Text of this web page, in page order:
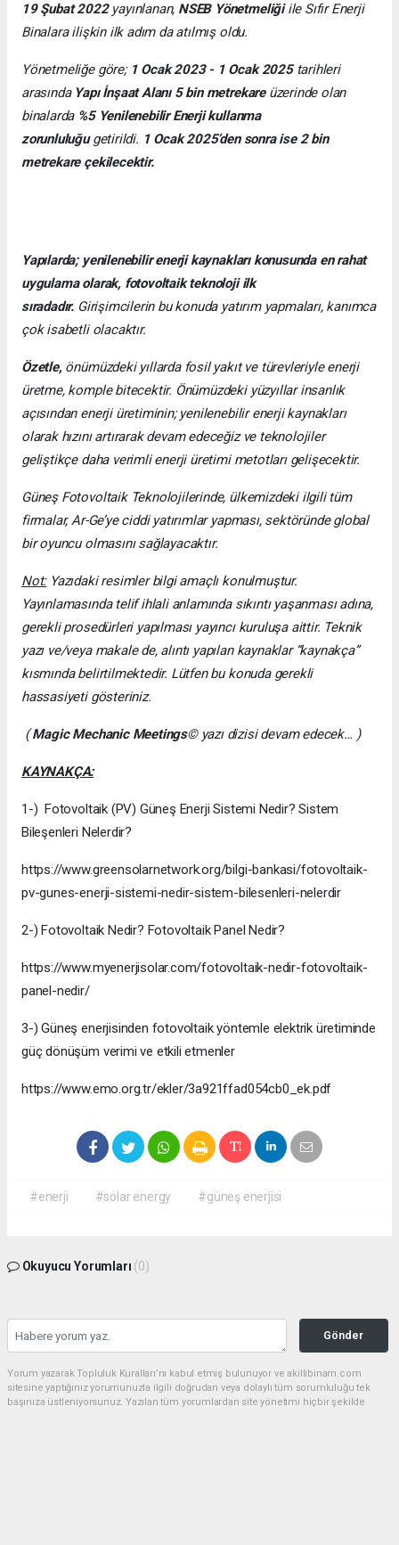
19 Şubat 2022 yayınlanan, NSEB Yönetmeliğiile Sıfır Enerji
Binalara ilişkin ilk adım da atılmış oldu.
Yönetmeliğe göre; 1 Ocak 2023 - 1 Ocak 2025 tarihleri
arasında Yapı İnşaat Alanı 5 bin metrekare üzerinde olan
binalarda%5 Yenilenebilir Enerji kullanma
zorunluluğugetirildi. 1 Ocak 2025’den sonra ise 2 bin
metrekare çekilecektir.
Yapılarda; yenilenebilir enerji kaynakları konusunda en rahat
uygulama olarak, fotovoltaik teknoloji ilk
sıradadır. Girişimcilerin bu konuda yatırım yapmaları, kanımca
çok isabetli olacaktır.
Özetle,önümüzdeki yıllarda fosil yakıt ve türevleriyle enerji
üretme, komple bitecektir. Önümüzdeki yüzyıllar insanlık
açısından enerji üretiminin; yenilenebilir enerji kaynakları
olarak hızını artırarak devam edeceğiz ve teknolojiler
geliştikçe daha verimli enerji üretimi metotları gelişecektir.
Güneş Fotovoltaik Teknolojilerinde, ülkemizdeki ilgili tüm
firmalar, Ar-Ge’ye ciddi yatırımlar yapması, sektöründe global
bir oyuncu olmasını sağlayacaktır.
Not:Yazıdaki resimler bilgi amaçlı konulmuştur.
Yayınlamasında telif ihlali anlamında sıkıntı yaşanması adına,
gerekli prosedürleri yapılması yayıncı kuruluşa aittir. Teknik
yazı ve/veya makale de, alıntı yapılan kaynaklar “kaynakça”
kısmında belirtilmektedir. Lütfen bu konuda gerekli
hassasiyeti gösteriniz.
(Magic Mechanic Meetings© yazı dizisi devam edecek… )
KAYNAKÇA:
1-) Fotovoltaik (PV) Güneş Enerji Sistemi Nedir? Sistem
Bileşenleri Nelerdir?
https://www.greensolarnetwork.org/bilgi-bankasi/fotovoltaik-
pv-gunes-enerji-sistemi-nedir-sistem-bilesenleri-nelerdir
2-) Fotovoltaik Nedir? Fotovoltaik Panel Nedir?
https://www.myenerjisolar.com/fotovoltaik-nedir-fotovoltaik-
panel-nedir/
3-) Güneş enerjisinden fotovoltaik yöntemle elektrik üretiminde
güç dönüşüm verimi ve etkili etmenler
https://www.emo.org.tr/ekler/3a921ffad054cb0_ek.pdf
#enerji #solar energy #güneş enerjisi
Okuyucu Yorumları (0)
Gönder
Yorum yazarak Topluluk Kuralları’nı kabul etmiş bulunuyor ve akillibinam.com
sitesine yaptığınız yorumunuzla ilgili doğrudan veya dolaylı tüm sorumluluğu tek
başınıza üstleniyorsunuz. Yazılan tüm yorumlardan site yönetimi hiçbir şekilde